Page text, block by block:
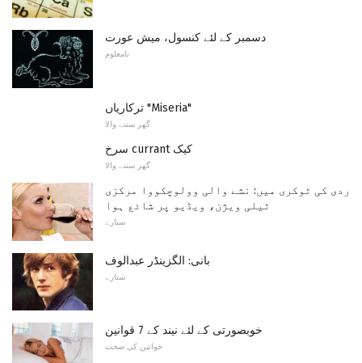
دسمبر کے لئے کنسول، میش عورت
نامعلوم
ترکاریاں "Miseria"
گھر سننے والا
سرخ currant کیک
گھر سننے والا
ردی کی ٹوکری میں: نشے والی وولوچکووا مرکزی
ٹیلی ویژن، ویڈیو پر شائع ہوا
ستارے
بانی: الگزینڈر عبدالوف
ستارے
خوبصورتی کے لئے نیند کے 7 قوانین
خواتین کی صحت